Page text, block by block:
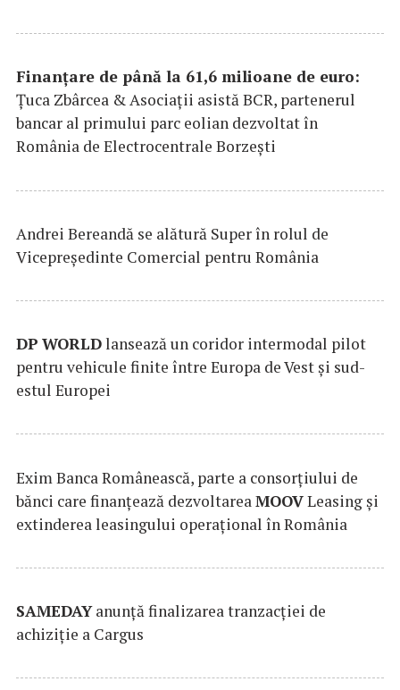
Finanțare de până la 61,6 milioane de euro:
Țuca Zbârcea & Asociații asistă BCR, partenerul
bancar al primului parc eolian dezvoltat în
România de Electrocentrale Borzești
Andrei Bereandă se alătură Super în rolul de
Vicepreședinte Comercial pentru România
DP WORLDlansează un coridor intermodal pilot
pentru vehicule finite între Europa de Vest și sud-
estul Europei
Exim Banca Românească, parte a consorțiului de
bănci care finanțează dezvoltarea MOOVLeasing și
extinderea leasingului operațional în România
SAMEDAYanunță finalizarea tranzacției de
achiziție a Cargus